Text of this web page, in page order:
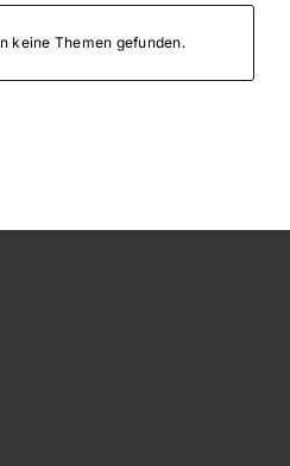
keine Themen gefunden.